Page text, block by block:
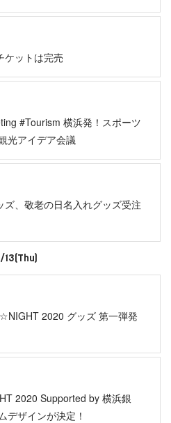
ケットは完売
#Tourism 横浜発！スポーツ
光アイデア会議
、敬老の日名入れグッズ受注
13(Thu)
2020 グッズ 第一弾発
2020 Supported by 横浜銀
デザインが決定！